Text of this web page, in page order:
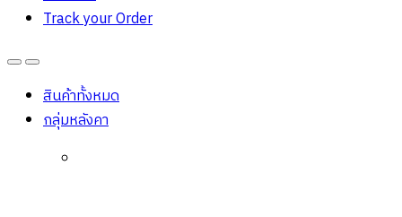
Track your Order
OpenClose
สินค้าทั้งหมด
กลุ่มหลังคา